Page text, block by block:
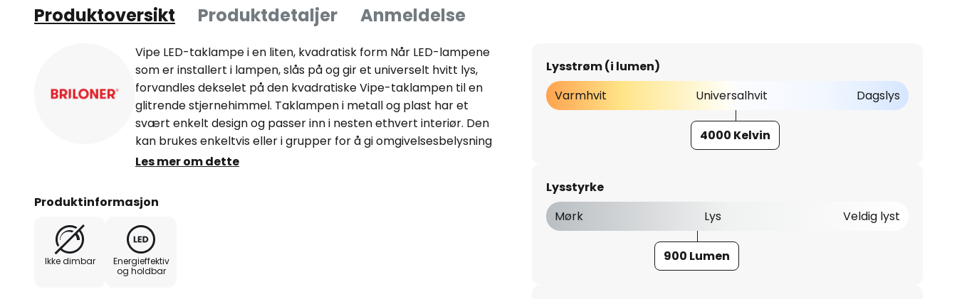
Produktoversikt Produktdetaljer Anmeldelse
Vipe LED-taklampe i en liten, kvadratisk form Når LED-lampene
som er installert i lampen, slås på og gir et universelt hvitt lys,
forvandles dekselet på den kvadratiske Vipe-taklampen til en
glitrende stjernehimmel. Taklampen i metall og plast har et
svært enkelt design og passer inn i nesten ethvert interiør. Den
kan brukes enkeltvis eller i grupper for å gi omgivelsesbelysning
i alle rom der det er behov for et kjøligere lys.
Les mer om dette
Produktinformasjon
Ikke dimbar
Energieffektiv
og holdbar
Lysstrøm (i lumen)
Varmhvit
Universalhvit Dagslys
4000 Kelvin
Lysstyrke
Mørk
Lys Veldig lyst
900 Lumen